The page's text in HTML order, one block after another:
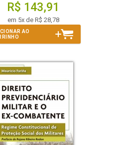
R$ 143,91
em 5x de R$ 28,78
AO